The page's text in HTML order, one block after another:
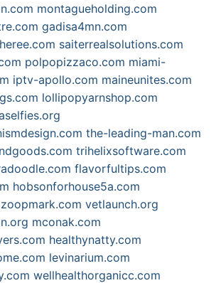
montagueholding.com
gadisa4mn.com
saiterrealsolutions.com
polpopizzaco.com miami-
iptv-apollo.com maineunites.com
lollipopyarnshop.com
the-leading-man.com
trihelixsoftware.com
flavorfultips.com
hobsonforhouse5a.com
zoopmark.com vetlaunch.org
mconak.com
healthynatty.com
levinarium.com
wellhealthorganicc.com